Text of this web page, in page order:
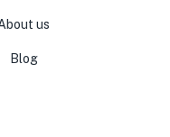
us
Blog